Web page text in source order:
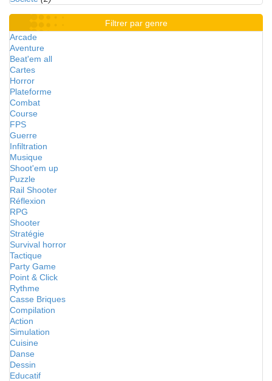
Filtrer par genre
Arcade
Aventure
Beat'em all
Cartes
Horror
Plateforme
Combat
Course
FPS
Guerre
Infiltration
Musique
Shoot'em up
Puzzle
Rail Shooter
Réflexion
RPG
Shooter
Stratégie
Survival horror
Tactique
Party Game
Point & Click
Rythme
Casse Briques
Compilation
Action
Simulation
Cuisine
Danse
Dessin
Educatif